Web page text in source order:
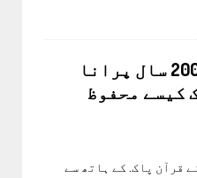
کیپ ٹاؤن کے مسلمانوں نے 200 سال پرانا
کیسے محفوظ
نے 2 سو سال پرانے قرآن پاک. کے ہاتھ سے